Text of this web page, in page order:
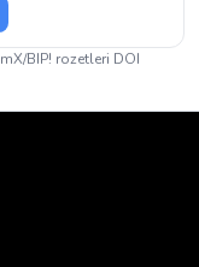
BIP! rozetleri DOI